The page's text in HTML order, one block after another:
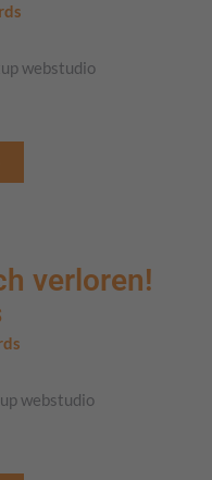
webstudio
verloren!
webstudio